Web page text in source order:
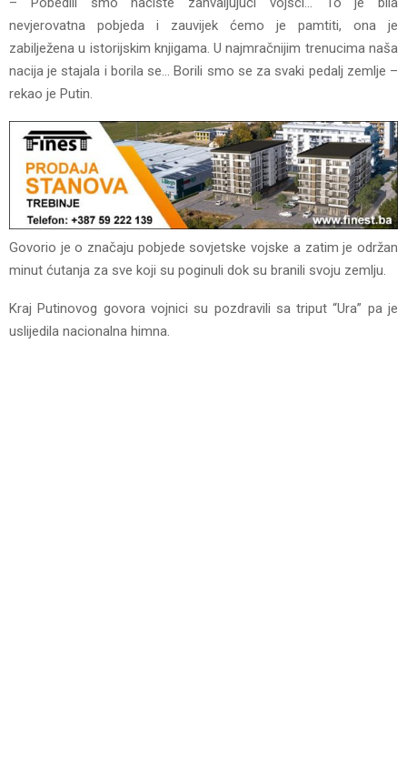
nevjerovatna pobjeda i zauvijek ćemo je pamtiti, ona je
zabilježena u istorijskim knjigama. U najmračnijim trenucima naša
nacija je stajala i borila se… Borili smo se za svaki pedalj zemlje –
rekao je Putin.
Govorio je o značaju pobjede sovjetske vojske a zatim je održan
minut ćutanja za sve koji su poginuli dok su branili svoju zemlju.
Kraj Putinovog govora vojnici su pozdravili sa triput “Ura” pa je
uslijedila nacionalna himna.